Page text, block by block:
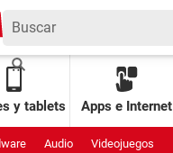
y tablets Apps e Internet
Audio Videojuegos